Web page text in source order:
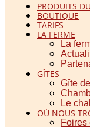
PRODUITS
BOUTIQUE
TARIFS
LA FERME
La
GÎTES
Gîte
Le
OÙ NOUS
Foires